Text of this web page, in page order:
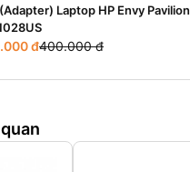
Laptop HP Envy Pavilion
đ400.000 đ